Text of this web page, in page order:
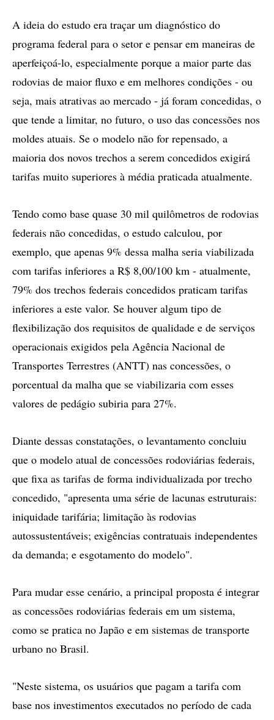
A ideia do estudo era traçar um diagnóstico do
programa federal para o setor e pensar em maneiras de
aperfeiçoá-lo, especialmente porque a maior parte das
rodovias de maior fluxo e em melhores condições - ou
seja, mais atrativas ao mercado - já foram concedidas, o
que tende a limitar, no futuro, o uso das concessões nos
moldes atuais. Se o modelo não for repensado, a
maioria dos novos trechos a serem concedidos exigirá
tarifas muito superiores à média praticada atualmente.
Tendo como base quase 30 mil quilômetros de rodovias
federais não concedidas, o estudo calculou, por
exemplo, que apenas 9% dessa malha seria viabilizada
com tarifas inferiores a R$ 8,00/100 km - atualmente,
79% dos trechos federais concedidos praticam tarifas
inferiores a este valor. Se houver algum tipo de
flexibilização dos requisitos de qualidade e de serviços
operacionais exigidos pela Agência Nacional de
Transportes Terrestres (ANTT) nas concessões, o
porcentual da malha que se viabilizaria com esses
valores de pedágio subiria para 27%.
Diante dessas constatações, o levantamento concluiu
que o modelo atual de concessões rodoviárias federais,
que fixa as tarifas de forma individualizada por trecho
concedido, "apresenta uma série de lacunas estruturais:
iniquidade tarifária; limitação às rodovias
autossustentáveis; exigências contratuais independentes
da demanda; e esgotamento do modelo".
Para mudar esse cenário, a principal proposta é integrar
as concessões rodoviárias federais em um sistema,
como se pratica no Japão e em sistemas de transporte
urbano no Brasil.
"Neste sistema, os usuários que pagam a tarifa com
base nos investimentos executados no período de cada